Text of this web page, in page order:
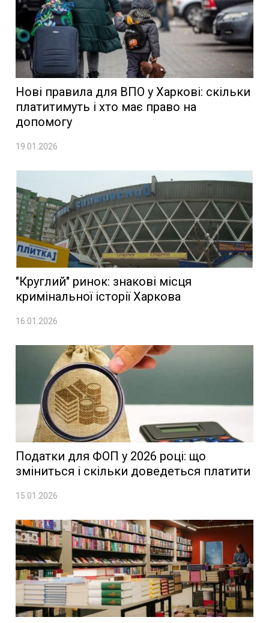
Нові правила для ВПО у Харкові: скільки
платитимуть і хто має право на
допомогу
19.01.2026
"Круглий" ринок: знакові місця
кримінальної історії Харкова
16.01.2026
Податки для ФОП у 2026 році: що
зміниться і скільки доведеться платити
15.01.2026